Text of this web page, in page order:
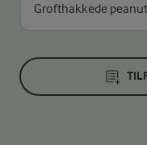
Grofthakkede